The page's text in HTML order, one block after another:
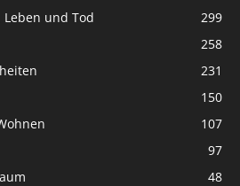
und Tod
299
258
231
150
107
97
48